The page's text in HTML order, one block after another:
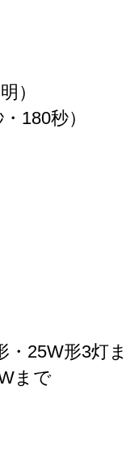
）
180秒）
・25W形3灯
まで